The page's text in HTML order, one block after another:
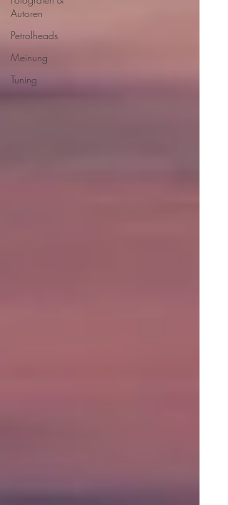
Autoren
Petrolheads
Meinung
Tuning